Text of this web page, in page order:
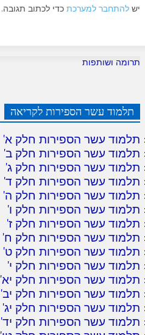
יש להתחבר למערכת כדי לכתוב תגובה.
תרומה ושותפות
תלמוד עשר הספירות לקריאה
תלמוד עשר הספירות חלק א'
תלמוד עשר הספירות חלק ב'
תלמוד עשר הספירות חלק ג'
תלמוד עשר הספירות חלק ד'
תלמוד עשר הספירות חלק ה'
תלמוד עשר הספירות חלק ו'
תלמוד עשר הספירות חלק ז'
תלמוד עשר הספירות חלק ח'
תלמוד עשר הספירות חלק ט'
תלמוד עשר הספירות חלק י'
תלמוד עשר הספירות חלק יא'
תלמוד עשר הספירות חלק יב'
תלמוד עשר הספירות חלק יג'
תלמוד עשר הספירות חלק יד'